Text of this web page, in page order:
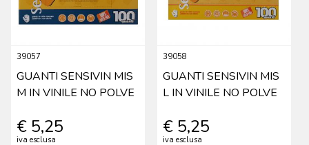
39057
GUANTI SENSIVIN MIS
M IN VINILE NO POLVE
€ 5,25
iva esclusa
39058
GUANTI SENSIVIN MIS
L IN VINILE NO POLVE
€ 5,25
iva esclusa